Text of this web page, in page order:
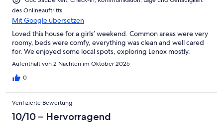
des Onlineauftritts
Mit Google übersetzen
Loved this house for a girls’ weekend. Common areas were very
roomy, beds were comfy, everything was clean and well cared
for. We enjoyed some local spots, exploring Lenox mostly.
Aufenthalt von 2 Nächten im Oktober 2025
0
Verifizierte Bewertung
10/10 – Hervorragend